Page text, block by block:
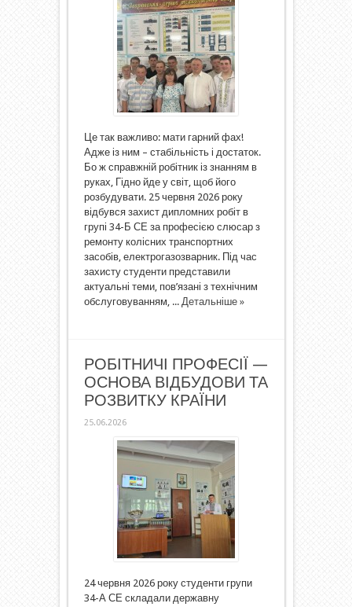
Це так важливо: мати гарний фах!
Адже із ним – стабільність і достаток.
Бо ж справжній робітник із знанням в
руках, Гідно йде у світ, щоб його
розбудувати. 25 червня 2026 року
відбувся захист дипломних робіт в
групі 34-Б СЕ за професією слюсар з
ремонту колісних транспортних
засобів, електрогазозварник. Під час
захисту студенти представили
актуальні теми, пов’язані з технічним
обслуговуванням, ... Детальніше »
РОБІТНИЧІ ПРОФЕСІЇ —
ОСНОВА ВІДБУДОВИ ТА
РОЗВИТКУ КРАЇНИ
25.06.2026
24 червня 2026 року студенти групи
34-А СЕ складали державну